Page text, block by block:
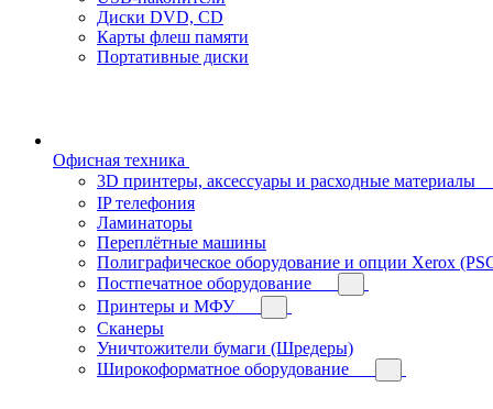
Диски DVD, CD
Карты флеш памяти
Портативные диски
Офисная техника
3D принтеры, аксессуары и расходные материалы
IP телефония
Ламинаторы
Переплётные машины
Полиграфическое оборудование и опции Xerox
Постпечатное оборудование
Принтеры и МФУ
Сканеры
Уничтожители бумаги (Шредеры)
Широкоформатное оборудование